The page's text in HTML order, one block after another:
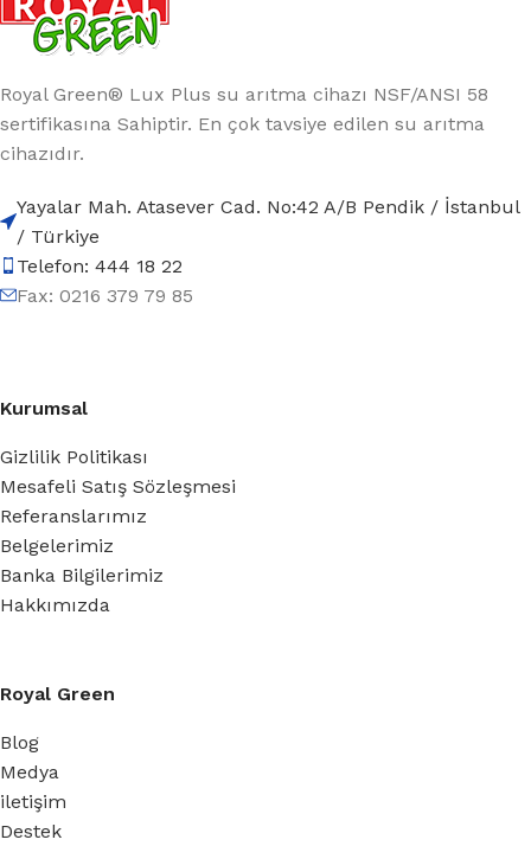
Royal Green® Lux Plus su arıtma cihazı NSF/ANSI 58
sertifikasına Sahiptir. En çok tavsiye edilen su arıtma
cihazıdır.
Yayalar Mah. Atasever Cad. No:42 A/B Pendik / İstanbul
/ Türkiye
Telefon: 444 18 22
Fax: 0216 379 79 85
Kurumsal
Gizlilik Politikası
Mesafeli Satış Sözleşmesi
Referanslarımız
Belgelerimiz
Banka Bilgilerimiz
Hakkımızda
Royal Green
Blog
Medya
iletişim
Destek